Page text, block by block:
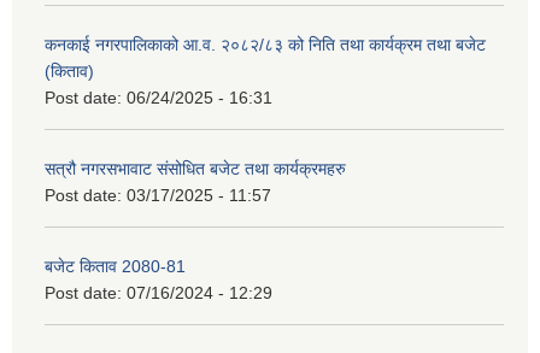
कनकाई नगरपालिकाको आ.व. २०८२/८३ को निति तथा कार्यक्रम तथा बजेट
(किताव)
Post date: 06/24/2025 - 16:31
सत्रौ नगरसभावाट संसोधित बजेट तथा कार्यक्रमहरु
Post date: 03/17/2025 - 11:57
बजेट किताव 2080-81
Post date: 07/16/2024 - 12:29